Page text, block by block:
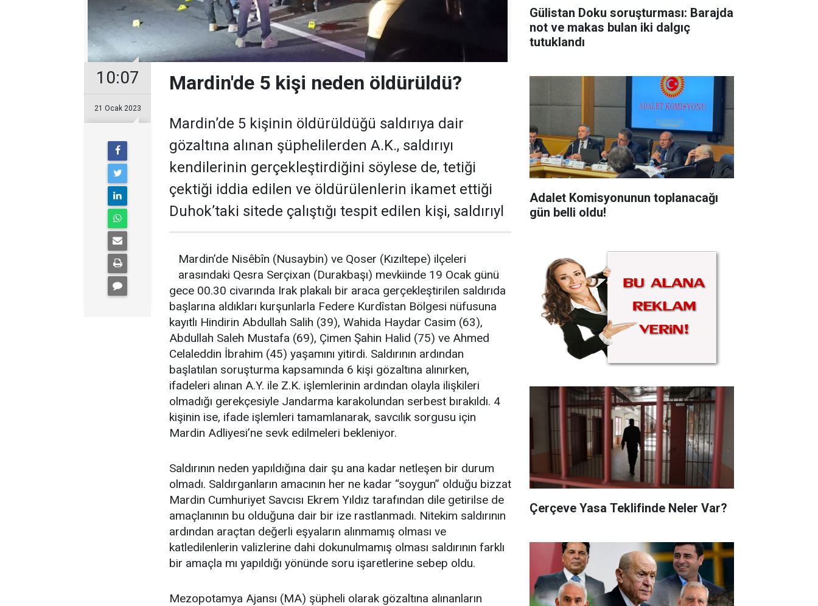
10:07
21 Ocak 2023
Mardin'de 5 kişi neden öldürüldü?
Mardin’de 5 kişinin öldürüldüğü saldırıya dair
gözaltına alınan şüphelilerden A.K., saldırıyı
kendilerinin gerçekleştirdiğini söylese de, tetiği
çektiği iddia edilen ve öldürülenlerin ikamet ettiği
Duhok’taki sitede çalıştığı tespit edilen kişi, saldırıyl
Mardin’de Nisêbîn (Nusaybin) ve Qoser (Kızıltepe) ilçeleri
arasındaki Qesra Serçixan (Durakbaşı) mevkiinde 19 Ocak günü
gece 00.30 civarında Irak plakalı bir araca gerçekleştirilen saldırıda
başlarına aldıkları kurşunlarla Federe Kurdîstan Bölgesi nüfusuna
kayıtlı Hindirin Abdullah Salih (39), Wahida Haydar Casim (63),
Abdullah Saleh Mustafa (69), Çimen Şahin Halid (75) ve Ahmed
Celaleddin İbrahim (45) yaşamını yitirdi. Saldırının ardından
başlatılan soruşturma kapsamında 6 kişi gözaltına alınırken,
ifadeleri alınan A.Y. ile Z.K. işlemlerinin ardından olayla ilişkileri
olmadığı gerekçesiyle Jandarma karakolundan serbest bırakıldı. 4
kişinin ise, ifade işlemleri tamamlanarak, savcılık sorgusu için
Mardin Adliyesi’ne sevk edilmeleri bekleniyor.
Saldırının neden yapıldığına dair şu ana kadar netleşen bir durum
olmadı. Saldırganların amacının her ne kadar “soygun” olduğu bizzat
Mardin Cumhuriyet Savcısı Ekrem Yıldız tarafından dile getirilse de
amaçlanının bu olduğuna dair bir ize rastlanmadı. Nitekim saldırının
ardından araçtan değerli eşyaların alınmamış olması ve
katledilenlerin valizlerine dahi dokunulmamış olması saldırının farklı
bir amaçla mı yapıldığı yönünde soru işaretlerine sebep oldu.
Mezopotamya Ajansı (MA) şüpheli olarak gözaltına alınanların
Gülistan Doku soruşturması: Barajda
not ve makas bulan iki dalgıç
tutuklandı
Adalet Komisyonunun toplanacağı
gün belli oldu!
Çerçeve Yasa Teklifinde Neler Var?